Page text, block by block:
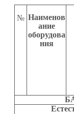
№ Наименов
ание
оборудова
ния